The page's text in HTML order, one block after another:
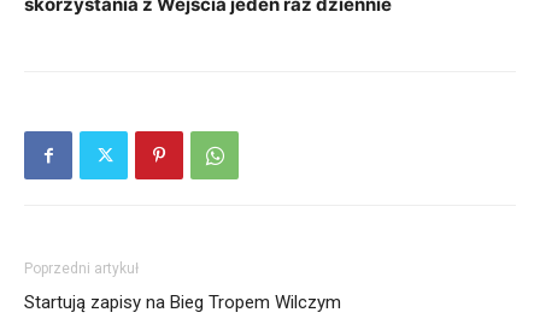
skorzystania z Wejścia jeden raz dziennie
Poprzedni artykuł
Startują zapisy na Bieg Tropem Wilczym